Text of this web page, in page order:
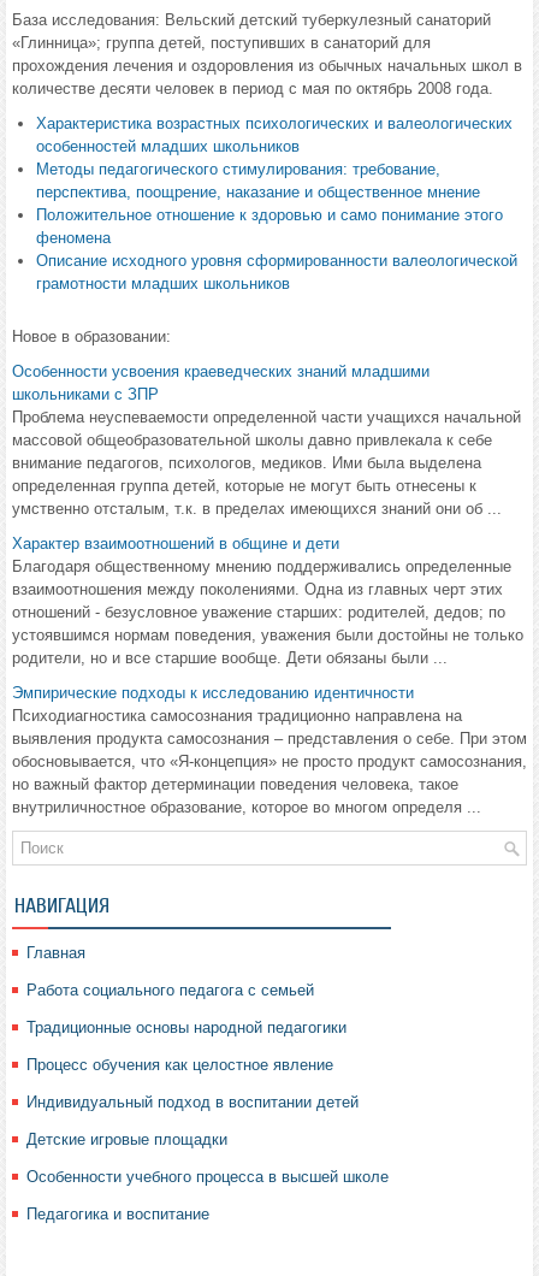
База исследования: Вельский детский туберкулезный санаторий
«Глинница»; группа детей, поступивших в санаторий для
прохождения лечения и оздоровления из обычных начальных школ в
количестве десяти человек в период с мая по октябрь 2008 года.
Характеристика возрастных психологических и валеологических
особенностей младших школьников
Методы педагогического стимулирования: требование,
перспектива, поощрение, наказание и общественное мнение
Положительное отношение к здоровью и само понимание этого
феномена
Описание исходного уровня сформированности валеологической
грамотности младших школьников
Новое в образовании:
Особенности усвоения краеведческих знаний младшими
школьниками с ЗПР
Проблема неуспеваемости определенной части учащихся начальной
массовой общеобразовательной школы давно привлекала к себе
внимание педагогов, психологов, медиков. Ими была выделена
определенная группа детей, которые не могут быть отнесены к
умственно отсталым, т.к. в пределах имеющихся знаний они об ...
Характер взаимоотношений в общине и дети
Благодаря общественному мнению поддерживались определенные
взаимоотношения между поколениями. Одна из главных черт этих
отношений - безусловное уважение старших: родителей, дедов; по
устоявшимся нормам поведения, уважения были достойны не только
родители, но и все старшие вообще. Дети обязаны были ...
Эмпирические подходы к исследованию идентичности
Психодиагностика самосознания традиционно направлена на
выявления продукта самосознания – представления о себе. При этом
обосновывается, что «Я-концепция» не просто продукт самосознания,
но важный фактор детерминации поведения человека, такое
внутриличностное образование, которое во многом определя ...
НАВИГАЦИЯ
Главная
Работа социального педагога с семьей
Традиционные основы народной педагогики
Процесс обучения как целостное явление
Индивидуальный подход в воспитании детей
Детские игровые площадки
Особенности учебного процесса в высшей школе
Педагогика и воспитание